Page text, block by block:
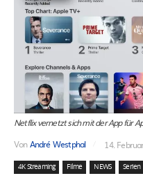
Netflix vernetzt sich mit der App für
VonAndré Westphal 14.
4K Streaming Filme NEWS Serien